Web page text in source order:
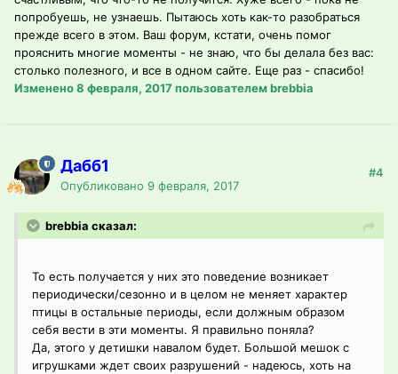
попробуешь, не узнаешь. Пытаюсь хоть как-то разобраться
прежде всего в этом. Ваш форум, кстати, очень помог
прояснить многие моменты - не знаю, что бы делала без вас:
столько полезного, и все в одном сайте. Еще раз - спасибо!
Изменено8 февраля, 2017 пользователем brebbia
Дабб1
Опубликовано 9 февраля, 2017
#4
brebbia сказал:
То есть получается у них это поведение возникает
периодически/сезонно и в целом не меняет характер
птицы в остальные периоды, если должным образом
себя вести в эти моменты. Я правильно поняла?
Да, этого у детишки навалом будет. Большой мешок с
игрушками ждет своих разрушений - надеюсь, хоть на